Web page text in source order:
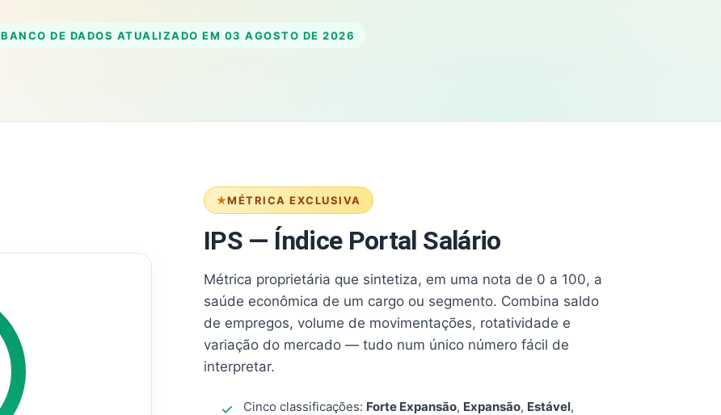
BANCO DE DADOS ATUALIZADO EM 03 AGOSTO DE 2026
MÉTRICA EXCLUSIVA
IPS — Índice Portal Salário
Métrica proprietária que sintetiza, em uma nota de 0 a 100, a
saúde econômica de um cargo ou segmento. Combina saldo
de empregos, volume de movimentações, rotatividade e
variação do mercado — tudo num único número fácil de
interpretar.
Cinco classificações: Forte Expansão, Expansão, Estável,